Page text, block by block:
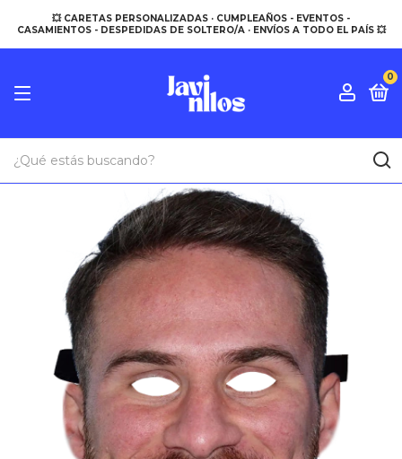
💥 CARETAS PERSONALIZADAS · CUMPLEAÑOS - EVENTOS -
CASAMIENTOS - DESPEDIDAS DE SOLTERO/A · ENVÍOS A TODO EL PAÍS 💥
0